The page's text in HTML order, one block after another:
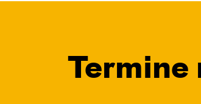
Termine